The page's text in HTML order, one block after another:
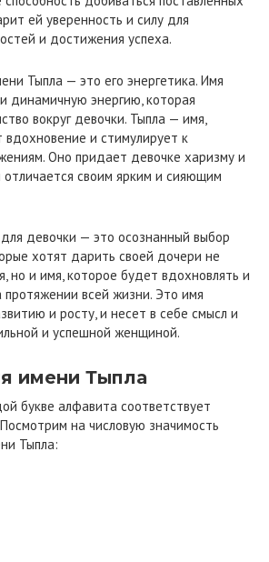
ей уверенность и силу для
и достижения успеха.
Тыпла — это его энергетика. Имя
динамичную энергию, которая
вокруг девочки. Тыпла — имя,
вдохновение и стимулирует к
Оно придает девочке харизму и
отличается своим ярким и сияющим
девочки — это осознанный выбор
хотят дарить своей дочери не
но и имя, которое будет вдохновлять и
всей жизни. Это имя
и росту, и несет в себе смысл и
и успешной женщиной.
имени Тыпла
букве алфавита соответствует
на числовую значимость
Тыпла: